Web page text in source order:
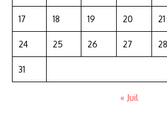
17 18 19 20 21
24 25 26 27 28
31
« Juil